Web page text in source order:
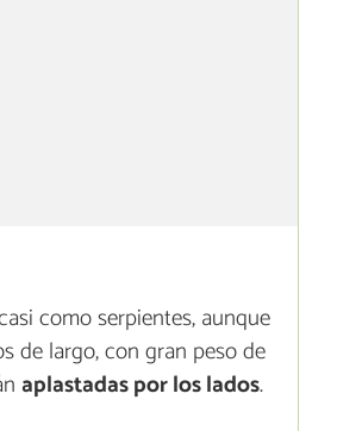
como serpientes, aunque
de largo, con gran peso de
aplastadas por los lados.